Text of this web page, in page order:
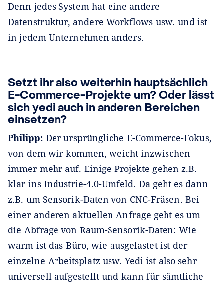
Denn jedes System hat eine andere
Datenstruktur, andere Workflows usw. und ist
in jedem Unternehmen anders.
Setzt ihr also weiterhin hauptsächlich
E-Commerce-Projekte um? Oder lässt
sich yedi auch in anderen Bereichen
einsetzen?
Philipp: Der ursprüngliche E-Commerce-Fokus,
von dem wir kommen, weicht inzwischen
immer mehr auf. Einige Projekte gehen z.B.
klar ins Industrie-4.0-Umfeld. Da geht es dann
z.B. um Sensorik-Daten von CNC-Fräsen. Bei
einer anderen aktuellen Anfrage geht es um
die Abfrage von Raum-Sensorik-Daten: Wie
warm ist das Büro, wie ausgelastet ist der
einzelne Arbeitsplatz usw. Yedi ist also sehr
universell aufgestellt und kann für sämtliche